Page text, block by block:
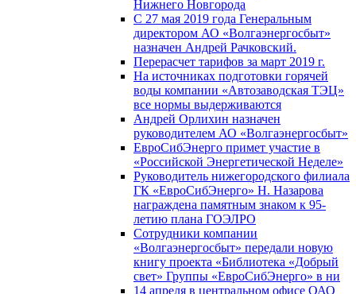
Нижнего Новгорода
С 27 мая 2019 года Генеральным
директором АО «Волгаэнергосбыт»
назначен Андрей Рачковский.
Перерасчет тарифов за март 2019 г.
На источниках подготовки горячей
воды компании «Автозаводская ТЭЦ»
все нормы выдерживаются
Андрей Орлихин назначен
руководителем АО «Волгаэнергосбыт»
ЕвроСибЭнерго примет участие в
«Российской Энергетической Неделе»
Руководитель нижегородского филиала
ГК «ЕвроСибЭнерго» Н. Назарова
награждена памятным знаком к 95-
летию плана ГОЭЛРО
Сотрудники компании
«Волгаэнергосбыт» передали новую
книгу проекта «Библиотека «Добрый
свет» Группы «ЕвроСибЭнерго» в ни
14 апреля в центральном офисе ОАО